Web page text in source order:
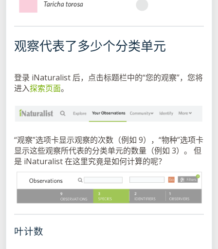
观察代表了多少个分类单元
登录 iNaturalist 后，点击标题栏中的“您的观察”，您将
进入探索页面。
“观察”选项卡显示观察的次数（例如 9），“物种”选项卡
显示这些观察所代表的分类单元的数量（例如 3）。 但
是 iNaturalist 在这里究竟是如何计算的呢？
叶计数